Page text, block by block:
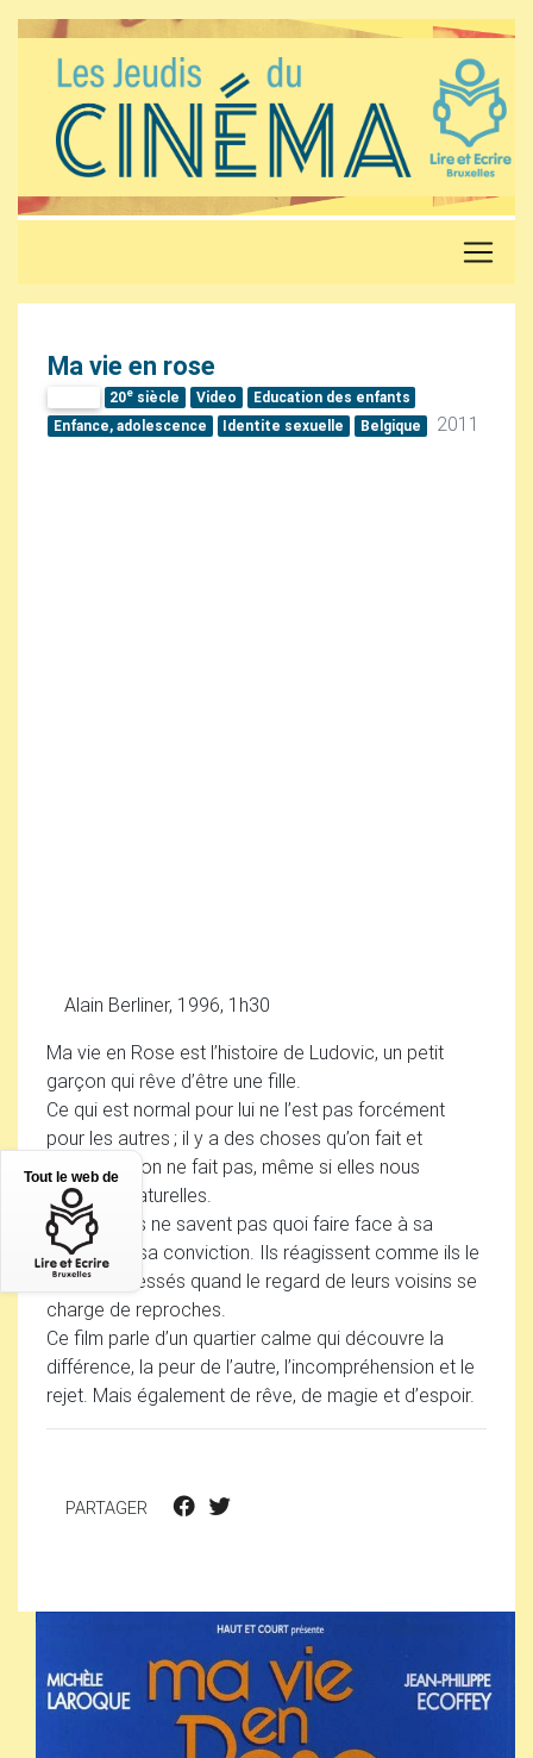
Ma vie en rose
20e siècle Video
Education des enfants
Enfance, adolescence
Identite sexuelle Belgique 2011
Alain Berliner, 1996, 1h30
Ma vie en Rose est l’histoire de Ludovic, un petit
garçon qui rêve d’être une fille.
Ce qui est normal pour lui ne l’est pas forcément
pour les autres ; il y a des choses qu’on fait et
d’autres qu’on ne fait pas, même si elles nous
semblent naturelles.
Ses parents ne savent pas quoi faire face à sa
ténacité, à sa conviction. Ils réagissent comme ils le
peuvent, blessés quand le regard de leurs voisins se
charge de reproches.
Ce film parle d’un quartier calme qui découvre la
différence, la peur de l’autre, l’incompréhension et le
rejet. Mais également de rêve, de magie et d’espoir.
PARTAGER
Tout le web de